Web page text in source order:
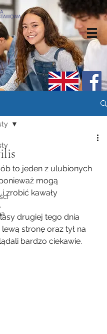
to jeden z ulubionych
mogą
zrobić kawały
drugiej tego dnia
stronę oraz tył na
bardzo ciekawie.